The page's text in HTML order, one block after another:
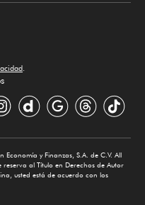
.
y Finanzas, S.A. de C.V. All
reserva al Título en Derechos de Autor
usted está de acuerdo con los